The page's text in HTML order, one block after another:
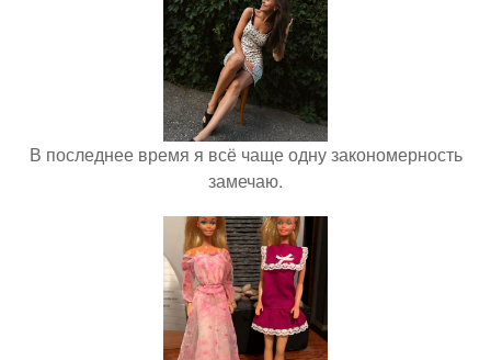
В последнее время я всё чаще одну закономерность
замечаю.